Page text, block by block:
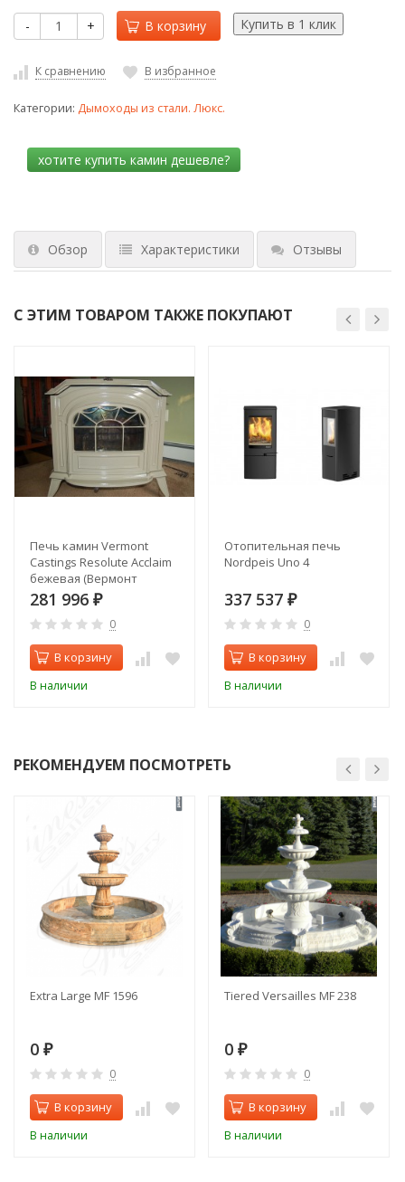
- + В корзину
К сравнению В избранное
Категории: Дымоходы из стали. Люкс.
Обзор Характеристики Отзывы
С ЭТИМ ТОВАРОМ ТАКЖЕ ПОКУПАЮТ
Печь камин Vermont
Castings Resolute Acclaim
бежевая (Вермонт
Кастингс Ресолуте
Акклаим)
281 996 ₽
0
В корзину
В наличии
Отопительная печь
Nordpeis Uno 4
337 537 ₽
0
В корзину
В наличии
РЕКОМЕНДУЕМ ПОСМОТРЕТЬ
Extra Large MF 1596
0 ₽
0
В корзину
В наличии
Tiered Versailles MF 238
0 ₽
0
В корзину
В наличии